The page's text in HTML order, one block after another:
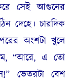
সেই আগুনের
দেহে। চারদিক
অংশটা খুলে
“আরে, এ তো
ভেতরটা বেশ